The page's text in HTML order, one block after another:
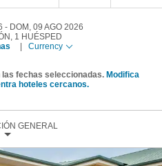
DOM, 09 AGO 2026
, 1 HUÉSPED
Currency
las fechas seleccionadas. Modifica
hoteles cercanos.
GENERAL